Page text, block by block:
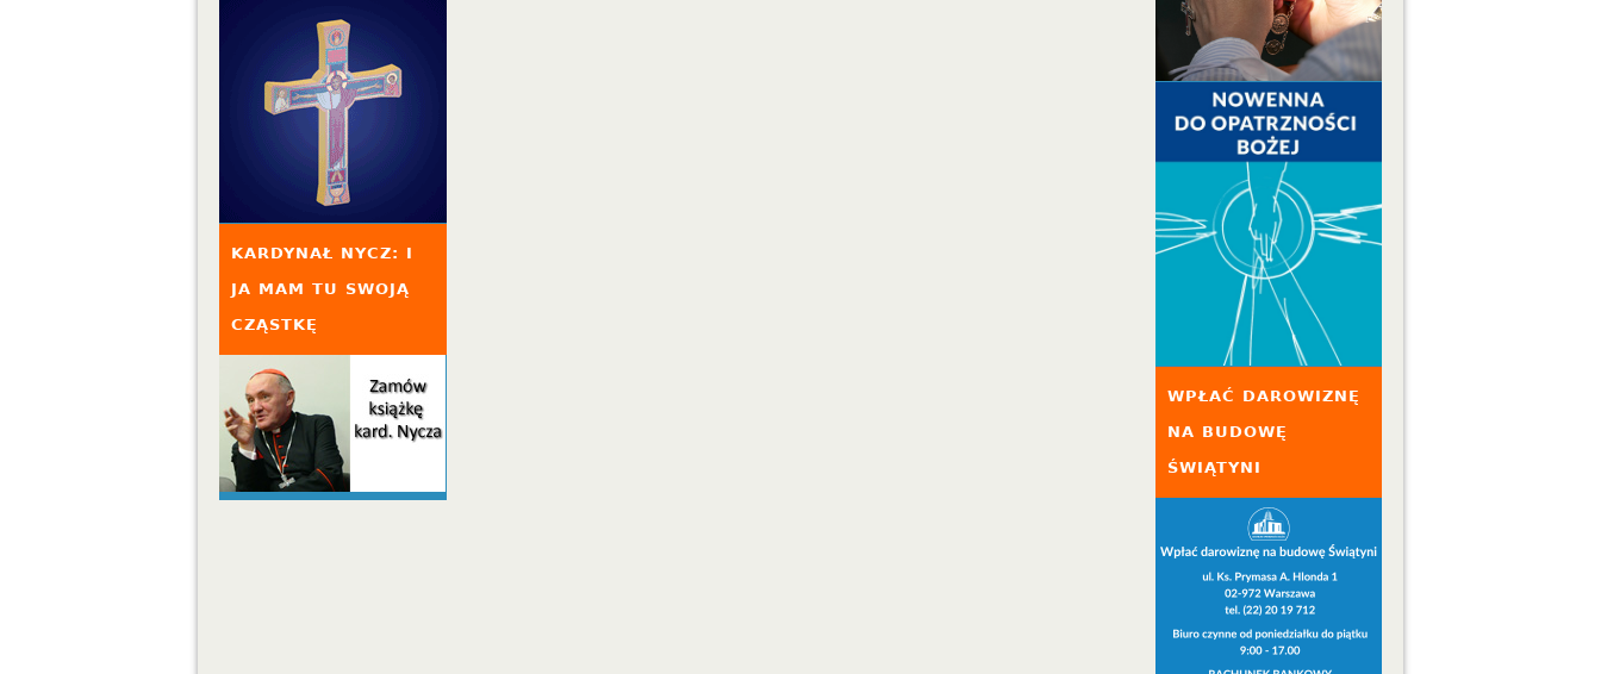
KARDYNAŁ NYCZ: I
JA MAM TU SWOJĄ
CZĄSTKĘ
WPŁAĆ DAROWIZNĘ
NA BUDOWĘ
ŚWIĄTYNI